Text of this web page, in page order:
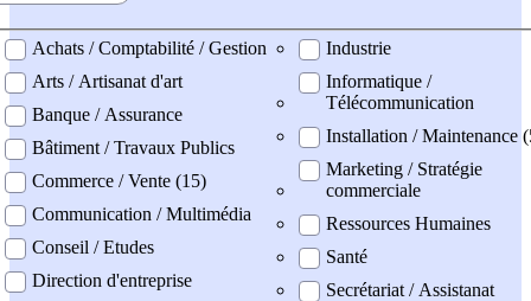
professionel
Achats / Comptabilité / Gestion
Arts / Artisanat d'art
Banque / Assurance
Bâtiment / Travaux Publics
Commerce / Vente (15)
Communication / Multimédia
Conseil / Etudes
Direction d'entreprise
Industrie
Informatique /
Télécommunication
Installation / Maintenance
Marketing / Stratégie
commerciale
Ressources Humaines
Santé
Secrétariat / Assistanat